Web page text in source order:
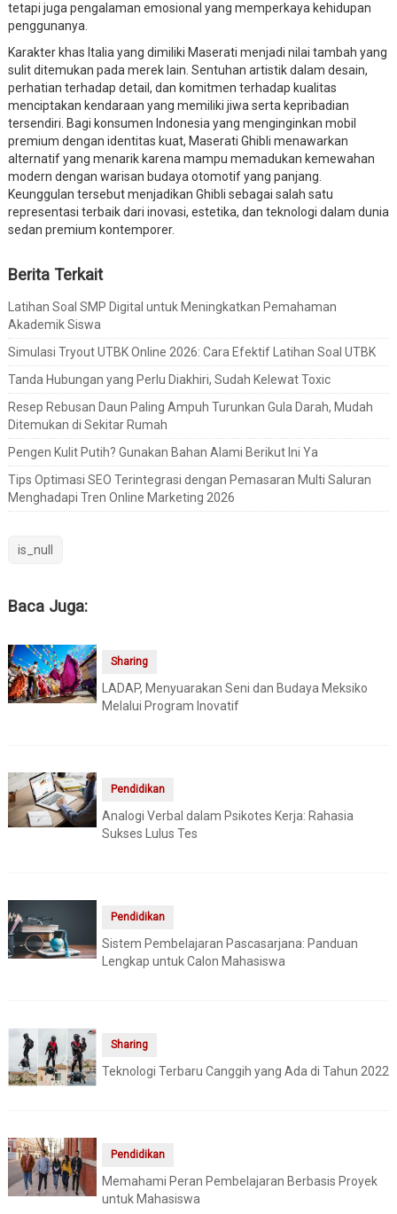
tetapi juga pengalaman emosional yang memperkaya kehidupan
penggunanya.
Karakter khas Italia yang dimiliki Maserati menjadi nilai tambah yang
sulit ditemukan pada merek lain. Sentuhan artistik dalam desain,
perhatian terhadap detail, dan komitmen terhadap kualitas
menciptakan kendaraan yang memiliki jiwa serta kepribadian
tersendiri. Bagi konsumen Indonesia yang menginginkan mobil
premium dengan identitas kuat, Maserati Ghibli menawarkan
alternatif yang menarik karena mampu memadukan kemewahan
modern dengan warisan budaya otomotif yang panjang.
Keunggulan tersebut menjadikan Ghibli sebagai salah satu
representasi terbaik dari inovasi, estetika, dan teknologi dalam dunia
sedan premium kontemporer.
Berita Terkait
Latihan Soal SMP Digital untuk Meningkatkan Pemahaman
Akademik Siswa
Simulasi Tryout UTBK Online 2026: Cara Efektif Latihan Soal UTBK
Tanda Hubungan yang Perlu Diakhiri, Sudah Kelewat Toxic
Resep Rebusan Daun Paling Ampuh Turunkan Gula Darah, Mudah
Ditemukan di Sekitar Rumah
Pengen Kulit Putih? Gunakan Bahan Alami Berikut Ini Ya
Tips Optimasi SEO Terintegrasi dengan Pemasaran Multi Saluran
Menghadapi Tren Online Marketing 2026
is_null
Baca Juga:
Sharing
LADAP, Menyuarakan Seni dan Budaya Meksiko
Melalui Program Inovatif
Pendidikan
Analogi Verbal dalam Psikotes Kerja: Rahasia
Sukses Lulus Tes
Pendidikan
Sistem Pembelajaran Pascasarjana: Panduan
Lengkap untuk Calon Mahasiswa
Sharing
Teknologi Terbaru Canggih yang Ada di Tahun 2022
Pendidikan
Memahami Peran Pembelajaran Berbasis Proyek
untuk Mahasiswa